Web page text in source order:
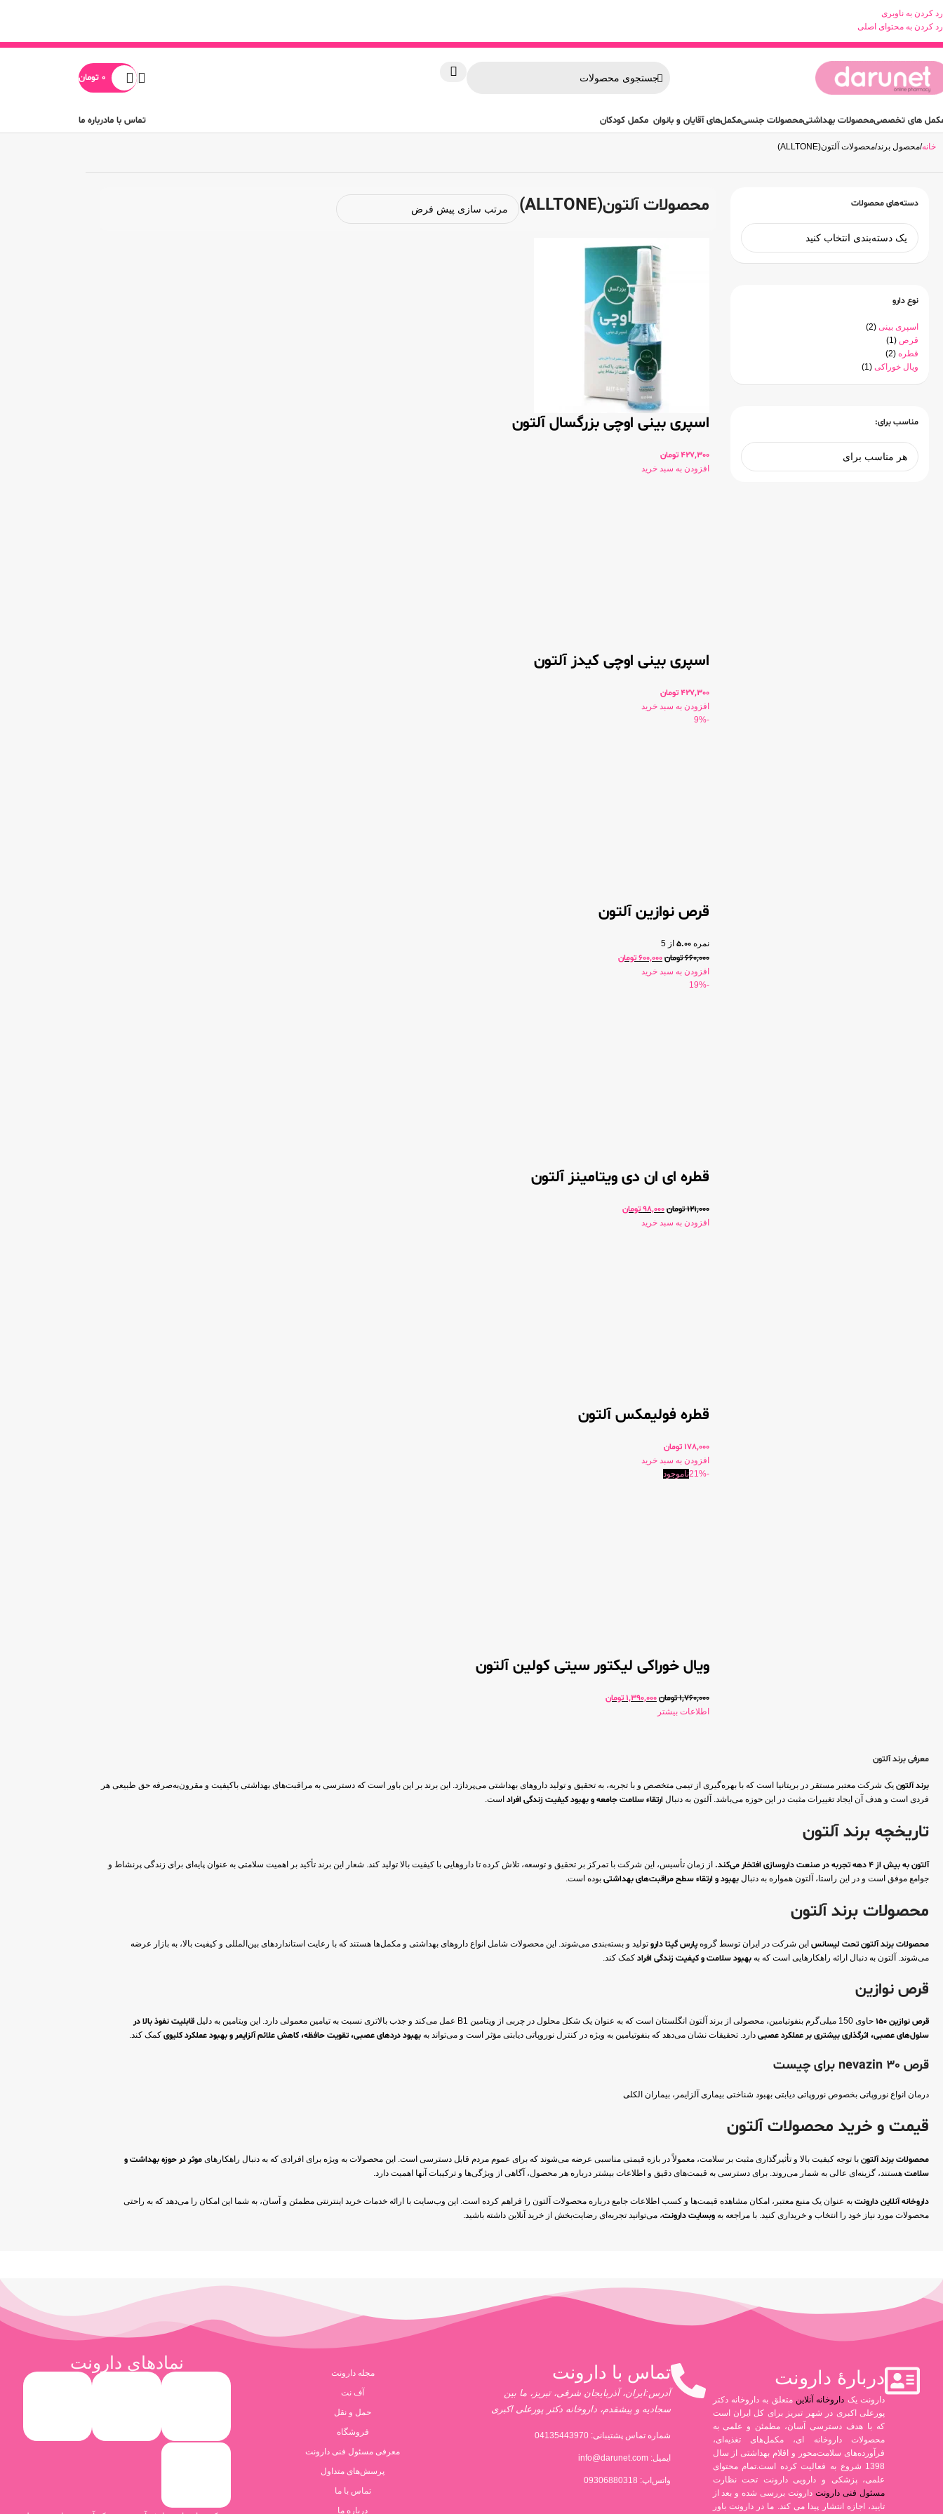
رد کردن به ناوبری
رد کردن به محتوای اصلی
0 تومان
های تخصصیمحصولات بهداشتیمحصولات جنسیمکمل‌های آقایان و بانوان مکمل کودکان تماس با مادرباره ما
خانه محصول برند محصولات آلتون(ALLTONE)
دسته‌های محصولات
نوع دارو
اسپری بینی (2)
قرص (1)
قطره (2)
ویال خوراکی (1)
مناسب برای:
محصولات آلتون(ALLTONE)
اسپری بینی اوچی بزرگسال آلتون
427,300 تومان
افزودن به سبد خرید
اسپری بینی اوچی کیدز آلتون
427,300 تومان
افزودن به سبد خرید
-9%
قرص نوازین آلتون
نمره5.00 از 5
660,000تومان600,000تومان
افزودن به سبد خرید
-19%
قطره ای ان دی ویتامینز آلتون
121,000تومان98,000تومان
افزودن به سبد خرید
قطره فولیمکس آلتون
178,000 تومان
افزودن به سبد خرید
-21%
ناموجود
ویال خوراکی لیکتور سیتی کولین آلتون
1,760,000تومان1,390,000 تومان
اطلاعات بیشتر
معرفی برند آلتون
برند آلتون یک شرکت معتبر مستقر در بریتانیا است که با بهره‌گیری از تیمی متخصص و با تجربه، به تحقیق و تولید داروهای بهداشتی می‌پردازد. این برند بر این باور است که دسترسی به مراقبت‌های بهداشتی باکیفیت و مقرون‌به‌صرفه حق طبیعی هر
فردی است و هدف آن ایجاد تغییرات مثبت در این حوزه می‌باشد. آلتون به دنبال ارتقاء سلامت جامعه و بهبود کیفیت زندگی افراد است.
تاریخچه برند آلتون
آلتون به بیش از ۴ دهه تجربه در صنعت داروسازی افتخار می‌کند.
از زمان تأسیس، این شرکت با تمرکز بر تحقیق و توسعه، تلاش کرده تا داروهایی با کیفیت بالا تولید کند. شعار این برند تأکید بر اهمیت سلامتی به عنوان پایه‌ای برای زندگی پرنشاط و
جوامع موفق است و در این راستا، آلتون همواره به دنبال بهبود و ارتقاء سطح مراقبت‌های بهداشتی بوده است.
محصولات برند آلتون
محصولات برند آلتون تحت لیسانس این شرکت در ایران توسط گروه پارس گیتا دارو تولید و بسته‌بندی می‌شوند. این محصولات شامل انواع داروهای بهداشتی و مکمل‌ها هستند که با رعایت استانداردهای بین‌المللی و کیفیت بالا، به بازار عرضه
می‌شوند. آلتون به دنبال ارائه راهکارهایی است که به بهبود سلامت و کیفیت زندگیافراد کمک کند.
قرص نوازین
قرص نوازین 150 حاوی 150 میلی‌گرم بنفوتیامین، محصولی از برند آلتون انگلستان است که به عنوان یک شکل محلول در چربی از ویتامین B1 عمل می‌کند و جذب بالاتری نسبت به تیامین معمولی دارد. این ویتامین به دلیل
قابلیت نفوذ بالا در
سلول‌های عصبی، اثرگذاری بیشتری بر عملکرد عصبی دارد. تحقیقات نشان می‌دهد که بنفوتیامین به ویژه در کنترل نوروپاتی دیابتی مؤثر است و می‌تواند به بهبود دردهای عصبی، تقویت حافظه، کاهش علائم آلزایمر و بهبود عملکرد کلیوی کمک کند.
قرص nevazin 30 برای چیست
درمان انواع نوروپاتی بخصوص نوروپاتی دیابتی بهبود شناختی بیماری آلزایمر، بیماران الکلی
قیمت و خرید محصولات آلتون
محصولات برند آلتون با توجه کیفیت بالا و تأثیرگذاری مثبت بر سلامت، معمولاً در بازه قیمتی مناسبی عرضه می‌شوند که برای عموم مردم قابل دسترسی است. این محصولات به ویژه برای افرادی که به دنبال راهکارهای موثر در حوزه بهداشت و
سلامت هستند، گزینه‌ای عالی به شمار می‌روند. برای دسترسی به قیمت‌های دقیق و اطلاعات بیشتر درباره هر محصول، آگاهی از ویژگی‌ها و ترکیبات آنها اهمیت دارد.
داروخانه آنلاین دارونت به عنوان یک منبع معتبر، امکان مشاهده قیمت‌ها و کسب اطلاعات جامع درباره محصولات آلتون را فراهم کرده است. این وب‌سایت با ارائه خدمات خرید اینترنتی مطمئن و آسان، به شما این امکان را می‌دهد که به راحتی
محصولات مورد نیاز خود را انتخاب و خریداری کنید. با مراجعه به وبسایت دارونت، می‌توانید تجربه‌ای رضایت‌بخش از خرید آنلاین داشته باشید.
دربارۀ دارونت
دارونت یک داروخانه آنلاینمتعلق به داروخانه دکتر
پورعلی اکبری در شهر تبریز برای کل ایران است
که با هدف دسترسی آسان، مطمئن و علمی به
محصولات داروخانه ای، مکمل‌های تغذیه‌ای،
فرآورده‌های سلامت‌محور و اقلام بهداشتی از سال
1398 شروع به فعالیت کرده است.تمام محتوای
علمی، پزشکی و دارویی دارونت تحت نظارت
مسئول فنی دارونتدارونت بررسی شده و بعد از
تایید، اجازه انتشار پیدا می کند. ما در دارونت باور
تماس با دارونت
آدرس:ایران، آذربایجان شرقی، تبریز، ما بین
سجادیه و پیشقدم، داروخانه دکتر پورعلی اکبری
شماره تماس پشتیبانی:04135443970
ایمیل:info@darunet.com
واتس‌اپ: 09306880318
مجله دارونت
آف نت
حمل و نقل
فروشگاه
معرفی مسئول فنی دارونت
پرسش‌های متداول
تماس با ما
درباره ما
نمادهای دارونت